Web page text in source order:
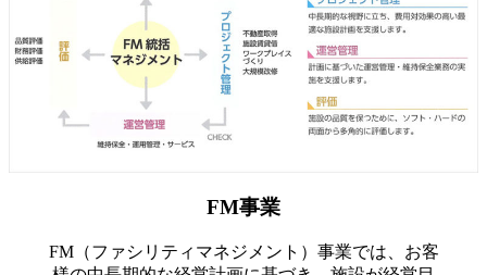
FM事業
FM（ファシリティマネジメント）事業では、お客